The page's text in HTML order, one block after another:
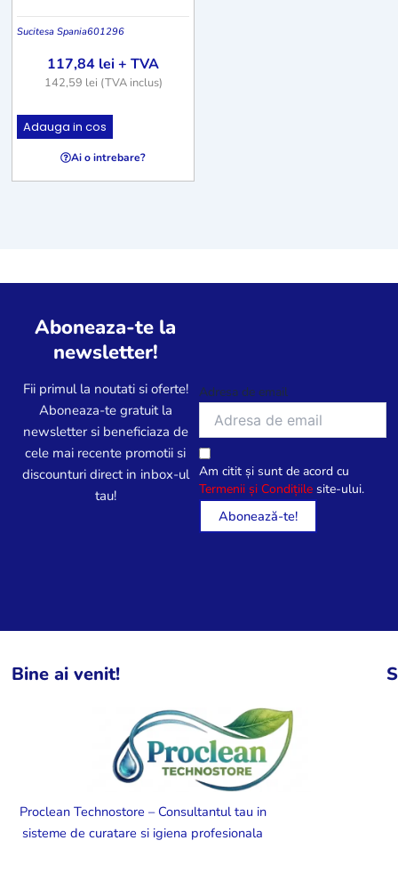
Sucitesa Spania601296
117,84 lei+ TVA
142,59 lei (TVA inclus)
Adauga in cos
Ai o intrebare?
Aboneaza-te la
newsletter!
Fii primul la noutati si oferte!
Aboneaza-te gratuit la
newsletter si beneficiaza de
cele mai recente promotii si
discounturi direct in inbox-ul
tau!
Adresa de email
Am citit și sunt de acord cu
Termenii și Condițiile site-ului.
Bine ai venit!
Proclean Technostore – Consultantul tau in
sisteme de curatare si igiena profesionala